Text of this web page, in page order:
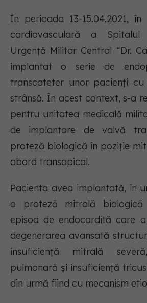
În perioada 13-15.04.2021, în
cardiovasculară a Spitalul
Urgență Militar Central “Dr.
implantat o serie de
transcateter unor pacienți
strânsă. În acest context, s-a
pentru unitatea medicală
de implantare de valvă
proteză biologică în poziție
abord transapical.
Pacienta avea implantată, în
o proteză mitrală
episod de endocardită care
degenerarea avansată
insuficiență mitrală
pulmonară și insuficiență
din urmă fiind cu mecanism